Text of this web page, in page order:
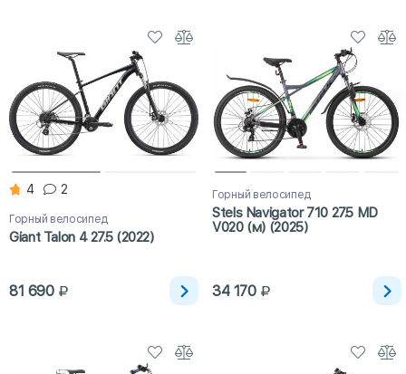
4 2
Горный велосипед
Giant Talon 4 27.5 (2022)
81 690
Горный велосипед
Stels Navigator 710 27.5 MD
V020 (м) (2025)
34 170